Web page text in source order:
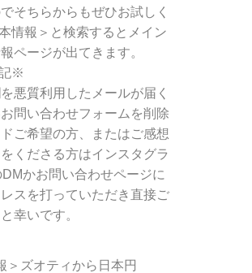
そちらからもぜひお試しく
情報＞と検索するとメイン
ページが出てきます。
※
悪質利用したメールが届く
問い合わせフォームを削除
ご希望の方、またはご感想
くださる方はインスタグラ
かお問い合わせページに
スを打っていただき直接ご
幸いです。
＞ズオティから日本円